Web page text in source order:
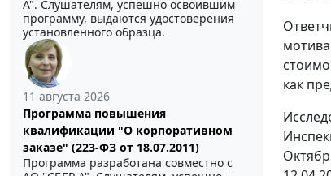
А". Слушателям, успешно освоившим
программу, выдаются удостоверения
установленного образца.
11 августа 2026
Программа повышения
квалификации "О корпоративном
заказе" (223-ФЗ от 18.07.2011)
Программа разработана совместно с
как